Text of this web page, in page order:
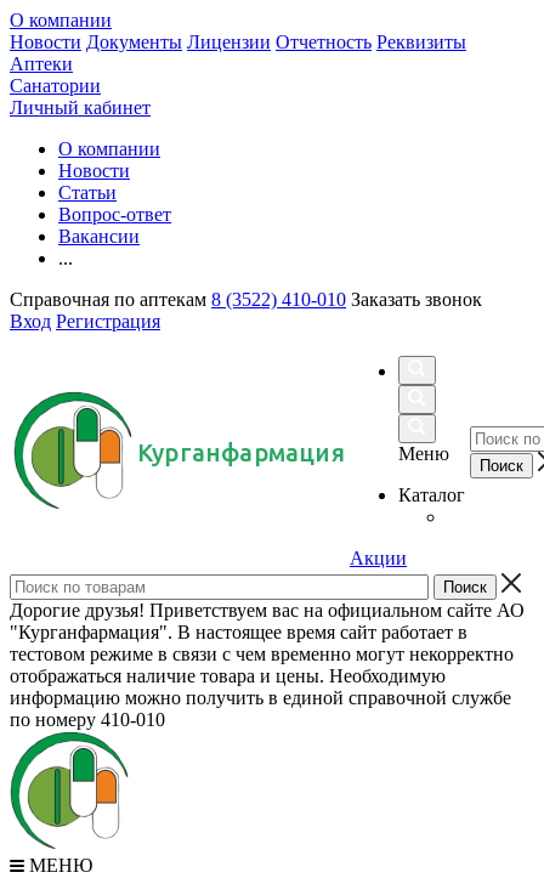
О компании
Новости Документы Лицензии Отчетность Реквизиты
Аптеки
Санатории
Личный кабинет
О компании
Новости
Статьи
Вопрос-ответ
Вакансии
...
Справочная по аптекам 8 (3522) 410-010 Заказать звонок
Вход Регистрация
Курганфармация
Меню
Каталог
Акции
Дорогие друзья! Приветствуем вас на официальном сайте АО
"Курганфармация". В настоящее время сайт работает в
тестовом режиме в связи с чем временно могут некорректно
отображаться наличие товара и цены. Необходимую
информацию можно получить в единой справочной службе
по номеру 410-010
МЕНЮ